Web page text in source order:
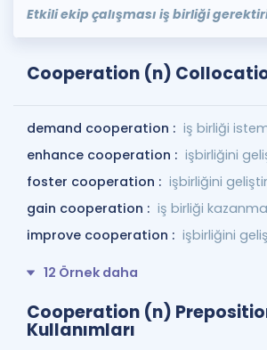
Etkili ekip çalışması iş birliği
Cooperation (n)
demand cooperation : iş birliği
enhance cooperation : işbirliğini
foster cooperation : işbirliğini
gain cooperation : iş birliği
improve cooperation : işbirliğini
12 Örnek daha
Cooperation (n)
Kullanımları